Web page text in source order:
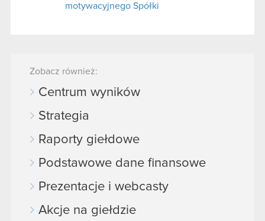
motywacyjnego Spółki
Zobacz również:
Centrum wyników
Strategia
Raporty giełdowe
Podstawowe dane finansowe
Prezentacje i webcasty
Akcje na giełdzie